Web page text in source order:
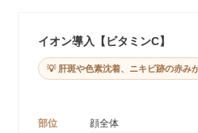
イオン導入【ビタミンC】
💡 肝斑や色素沈着、ニキビ跡の赤み
部位
顔全体